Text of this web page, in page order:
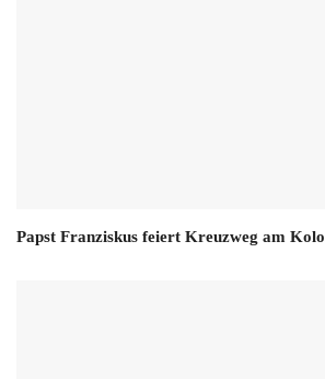
Papst Franziskus feiert Kreuzweg am